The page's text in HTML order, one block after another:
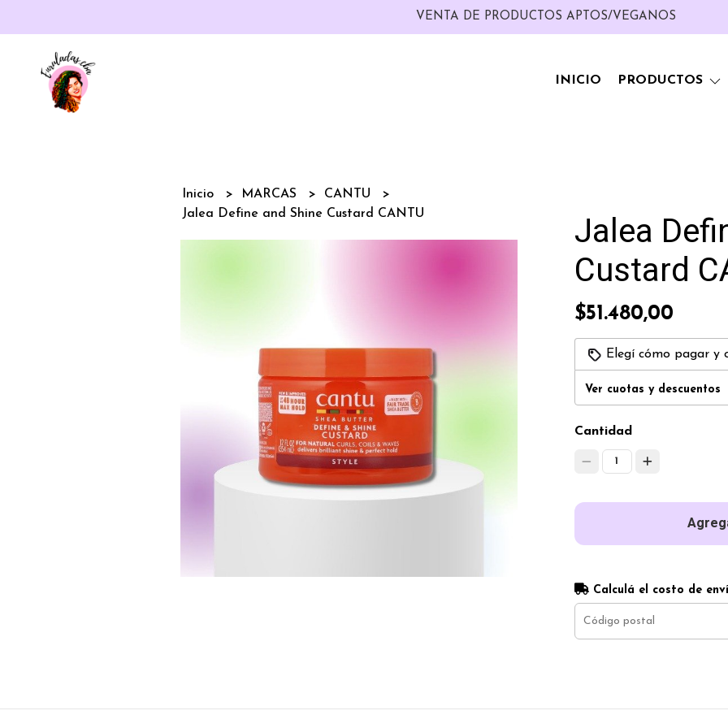
VENTA DE PRODUCTOS APTOS/VEGANOS
INICIO PRODUCTOS
Inicio MARCAS
CANTU
Jalea Define and Shine Custard CANTU
Jalea
Custard
$51.480,00
Elegí cómo pagar y
Ver cuotas y descuentos
Cantidad
1
Calculá el costo de